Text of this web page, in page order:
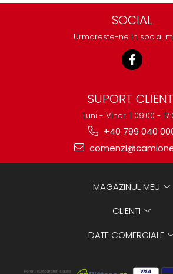
SOCIAL
Urmareste-ne in social
SUPORT
Luni - Vineri | 09:00 -
+40 799 040
MAGAZINUL MEU
CLIENTI
DATE COMERCIALE